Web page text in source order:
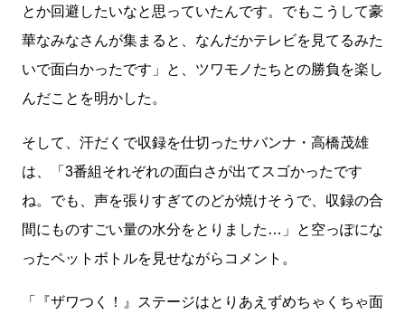
とか回避したいなと思っていたんです。でもこうして豪
華なみなさんが集まると、なんだかテレビを見てるみた
いで面白かったです」と、ツワモノたちとの勝負を楽し
んだことを明かした。
そして、汗だくで収録を仕切ったサバンナ・高橋茂雄
は、「3番組それぞれの面白さが出てスゴかったです
ね。でも、声を張りすぎてのどが焼けそうで、収録の合
間にものすごい量の水分をとりました…」と空っぽにな
ったペットボトルを見せながらコメント。
「『ザワつく！』ステージはとりあえずめちゃくちゃ面